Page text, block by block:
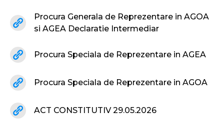
Procura Generala de Reprezentare in AGOA
si AGEA Declaratie Intermediar
Procura Speciala de Reprezentare in AGEA
Procura Speciala de Reprezentare in AGOA
ACT CONSTITUTIV 29.05.2026